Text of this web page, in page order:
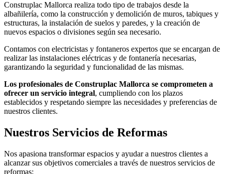
Construplac Mallorca realiza todo tipo de trabajos desde la
albañilería, como la construcción y demolición de muros, tabiques y
estructuras, la instalación de suelos y paredes, y la creación de
nuevos espacios o divisiones según sea necesario.
Contamos con electricistas y fontaneros expertos que se encargan de
realizar las instalaciones eléctricas y de fontanería necesarias,
garantizando la seguridad y funcionalidad de las mismas.
Los profesionales de Construplac Mallorca se comprometen a
ofrecer un servicio integral, cumpliendo con los plazos
establecidos y respetando siempre las necesidades y preferencias de
nuestros clientes.
Nuestros Servicios de Reformas
Nos apasiona transformar espacios y ayudar a nuestros clientes a
alcanzar sus objetivos comerciales a través de nuestros servicios de
reformas: